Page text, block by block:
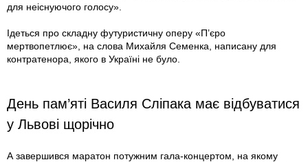
для неіснуючого голосу».
Ідеться про складну футуристичну оперу «П’єро
мертвопетлює», на слова Михайля Семенка, написану для
контратенора, якого в Україні не було.
День пам’яті Василя Сліпака має відбуватися
у Львові щорічно
А завершився маратон потужним гала-концертом, на якому